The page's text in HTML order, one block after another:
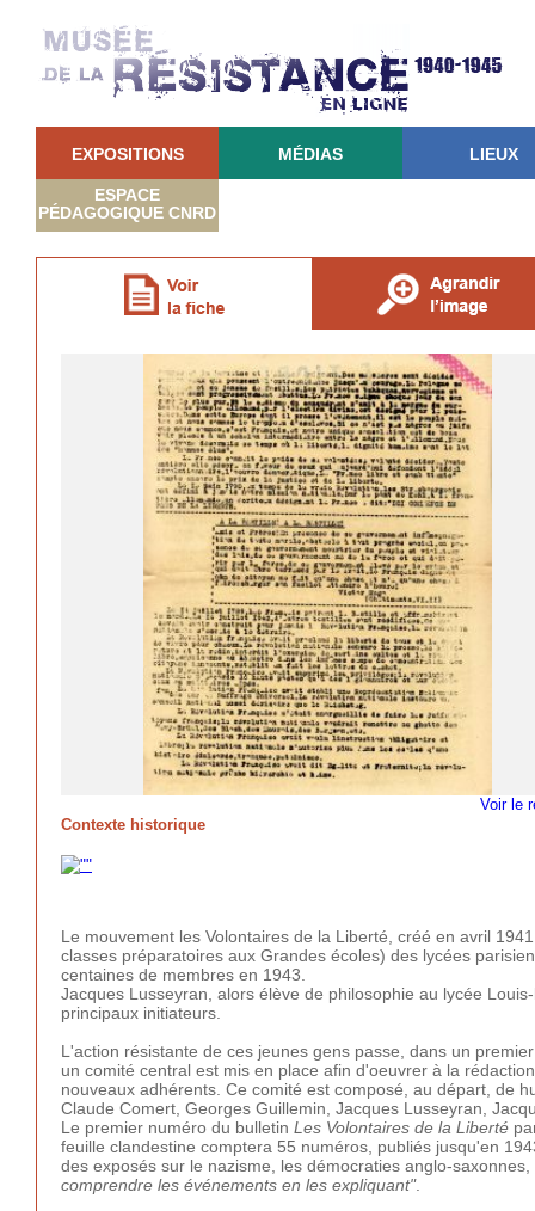
EXPOSITIONS MÉDIAS LIEUX
ESPACE
PÉDAGOGIQUE CNRD
Voir le
Contexte historique
Le mouvement les Volontaires de la Liberté, créé en avril
classes préparatoires aux Grandes écoles) des lycées
centaines de membres en 1943.
Jacques Lusseyran, alors élève de philosophie au lycée
principaux initiateurs.
L'action résistante de ces jeunes gens passe, dans un
un comité central est mis en place afin d'oeuvrer à la
nouveaux adhérents. Ce comité est composé, au départ, de
Claude Comert, Georges Guillemin, Jacques Lusseyran,
Le premier numéro du bulletin Les Volontaires de la Liberté
feuille clandestine comptera 55 numéros, publiés jusqu'en
des exposés sur le nazisme, les démocraties anglo-
comprendre les événements en les expliquant".